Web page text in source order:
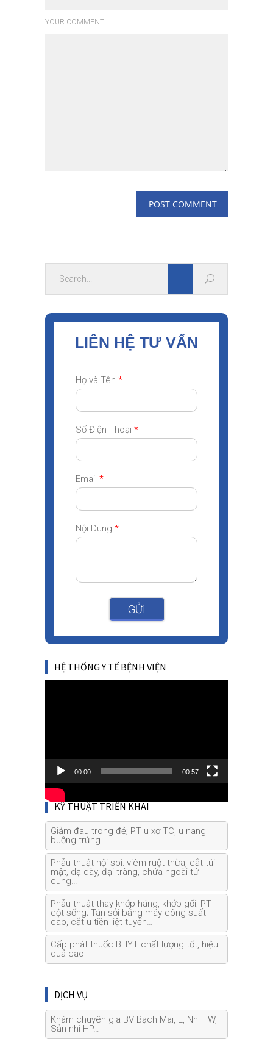
YOUR COMMENT
LIÊN HỆ TƯ VẤN
Họ và Tên *
Số Điện Thoại *
Email *
Nội Dung *
GỬI
HỆ THỐNG Y TẾ BỆNH VIỆN
00:00 00:57
KỸ THUẬT TRIỂN KHAI
Giảm đau trong đẻ; PT u xơ TC, u nang
buồng trứng
Phẫu thuật nội soi: viêm ruột thừa, cắt túi
mật, dạ dày, đại tràng, chửa ngoài tử
cung…
Phẫu thuật thay khớp háng, khớp gối; PT
cột sống; Tán sỏi bằng máy công suất
cao, cắt u tiền liệt tuyến…
Cấp phát thuốc BHYT chất lượng tốt, hiệu
quả cao
DỊCH VỤ
Khám chuyên gia BV Bạch Mai, E, Nhi TW,
Sản nhi HP…